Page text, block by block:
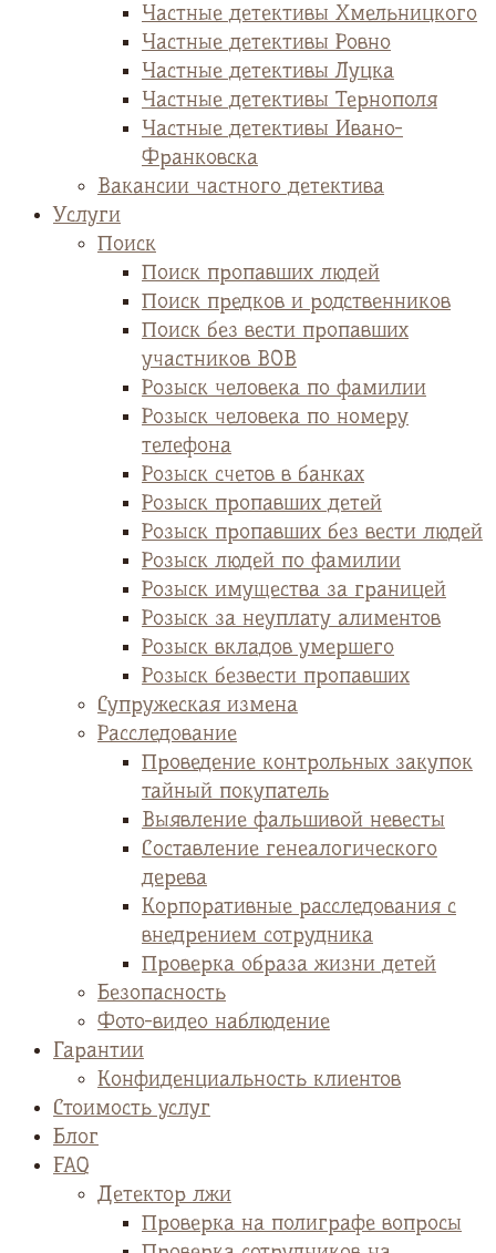
Частные детективы Хмельницкого
Частные детективы Ровно
Частные детективы Луцка
Частные детективы Тернополя
Частные детективы Ивано-
Франковска
Вакансии частного детектива
Услуги
Поиск
Поиск пропавших людей
Поиск предков и родственников
Поиск без вести пропавших
участников ВОВ
Розыск человека по фамилии
Розыск человека по номеру
телефона
Розыск счетов в банках
Розыск пропавших детей
Розыск пропавших без вести людей
Розыск людей по фамилии
Розыск имущества за границей
Розыск за неуплату алиментов
Розыск вкладов умершего
Розыск безвести пропавших
Супружеская измена
Расследование
Проведение контрольных закупок
тайный покупатель
Выявление фальшивой невесты
Cоставление генеалогического
дерева
Корпоративные расследования с
внедрением сотрудника
Проверка образа жизни детей
Безопасность
Фото-видео наблюдение
Гарантии
Конфиденциальность клиентов
Стоимость услуг
Блог
FAQ
Детектор лжи
Проверка на полиграфе вопросы